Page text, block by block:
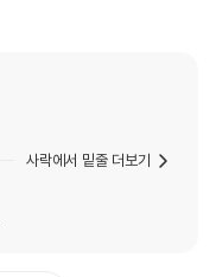
사락에서 밑줄 더보기